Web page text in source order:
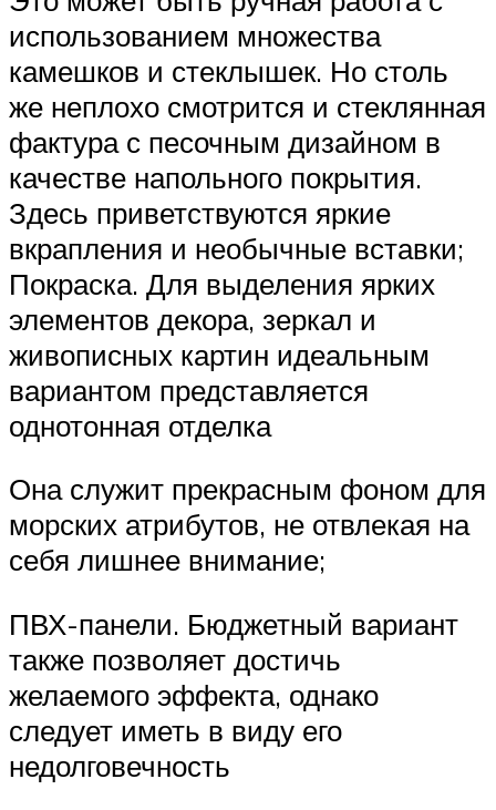
использованием множества
камешков и стеклышек. Но столь
же неплохо смотрится и стеклянная
фактура с песочным дизайном в
качестве напольного покрытия.
Здесь приветствуются яркие
вкрапления и необычные вставки;
Покраска. Для выделения ярких
элементов декора, зеркал и
живописных картин идеальным
вариантом представляется
однотонная отделка
Она служит прекрасным фоном для
морских атрибутов, не отвлекая на
себя лишнее внимание;
ПВХ-панели. Бюджетный вариант
также позволяет достичь
желаемого эффекта, однако
следует иметь в виду его
недолговечность